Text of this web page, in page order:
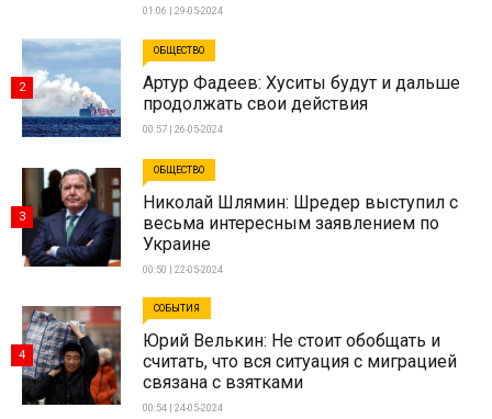
01:06 | 29-05-2024
ОБЩЕСТВО
Артур Фадеев: Хуситы будут и дальше
продолжать свои действия
00:57 | 26-05-2024
2
ОБЩЕСТВО
Николай Шлямин: Шредер выступил с
весьма интересным заявлением по
Украине
00:50 | 22-05-2024
3
СОБЫТИЯ
Юрий Велькин: Не стоит обобщать и
считать, что вся ситуация с миграцией
связана с взятками
00:54 | 24-05-2024
4